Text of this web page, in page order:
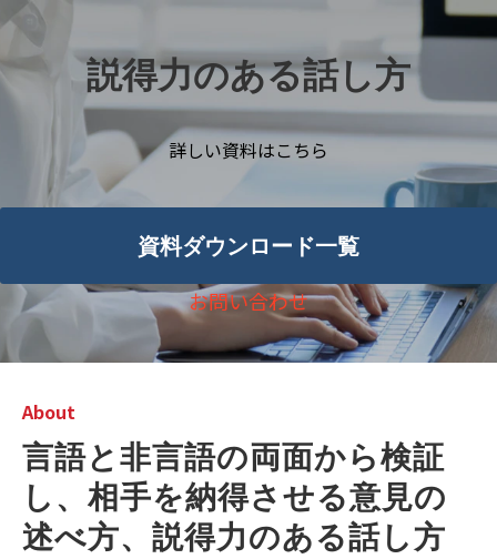
説得力のある話し方
詳しい資料はこちら
資料ダウンロード一覧
お問い合わせ
About
言語と非言語の両面から検証
し、相手を納得させる意見の
述べ方、説得力のある話し方